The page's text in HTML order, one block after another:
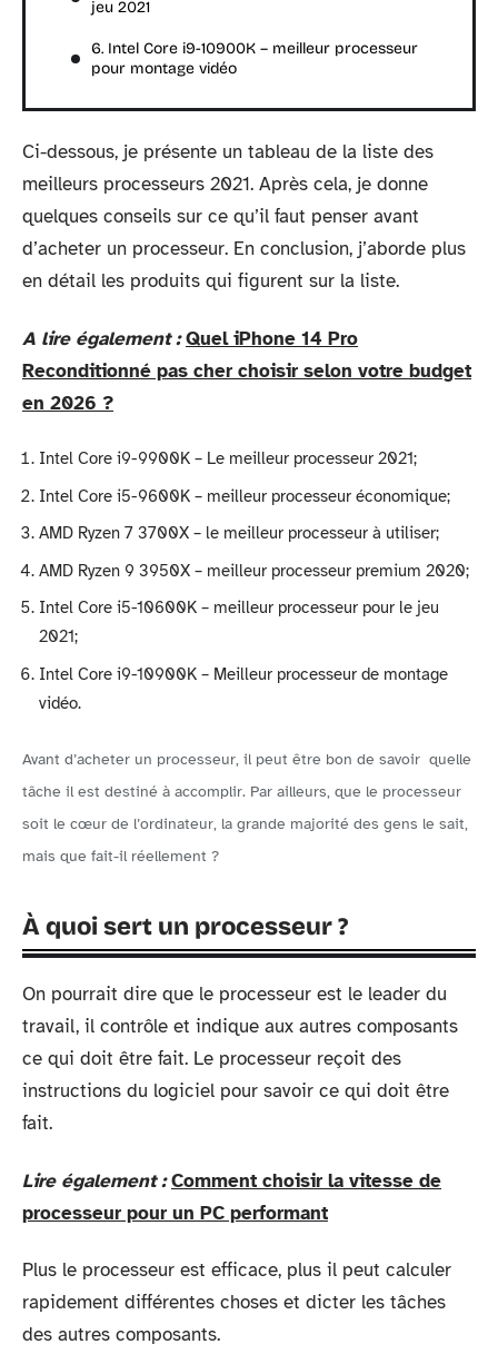
jeu 2021
6. Intel Core i9-10900K – meilleur processeur
pour montage vidéo
Ci-dessous, je présente un tableau de la liste des
meilleurs processeurs 2021. Après cela, je donne
quelques conseils sur ce qu’il faut penser avant
d’acheter un processeur. En conclusion, j’aborde plus
en détail les produits qui figurent sur la liste.
A lire également : Quel iPhone 14 Pro
Reconditionné pas cher choisir selon votre budget
en 2026 ?
Intel Core i9-9900K – Le meilleur processeur 2021;
Intel Core i5-9600K – meilleur processeur économique;
AMD Ryzen 7 3700X – le meilleur processeur à utiliser;
AMD Ryzen 9 3950X – meilleur processeur premium 2020;
Intel Core i5-10600K – meilleur processeur pour le jeu
2021;
Intel Core i9-10900K – Meilleur processeur de montage
vidéo.
Avant d’acheter un processeur, il peut être bon de savoir quelle
tâche il est destiné à accomplir. Par ailleurs, que le processeur
soit le cœur de l’ordinateur, la grande majorité des gens le sait,
mais que fait-il réellement ?
À quoi sert un processeur ?
On pourrait dire que le processeur est le leader du
travail, il contrôle et indique aux autres composants
ce qui doit être fait. Le processeur reçoit des
instructions du logiciel pour savoir ce qui doit être
fait.
Lire également : Comment choisir la vitesse de
processeur pour un PC performant
Plus le processeur est efficace, plus il peut calculer
rapidement différentes choses et dicter les tâches
des autres composants.